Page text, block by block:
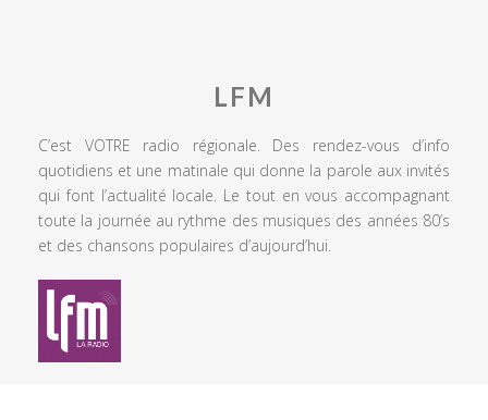
LFM
C’est VOTRE radio régionale. Des rendez-vous d’info
quotidiens et une matinale qui donne la parole aux invités
qui font l’actualité locale. Le tout en vous accompagnant
toute la journée au rythme des musiques des années 80’s
et des chansons populaires d’aujourd’hui.